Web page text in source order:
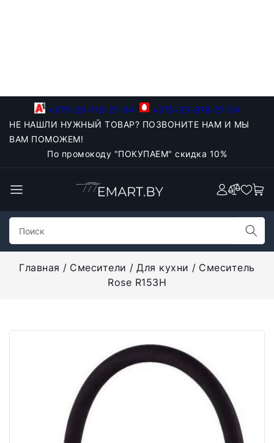
+375-29-118-21-34
+375-33-918-21-34
НЕ НАШЛИ НУЖНЫЙ ТОВАР? ПОЗВОНИТЕ НАМ И МЫ
ВАМ ПОМОЖЕМ!
По промокоду "ПОКУПАЕМ" скидка 10%
Главная Смесители Для кухни
Смеситель
Rose R153H